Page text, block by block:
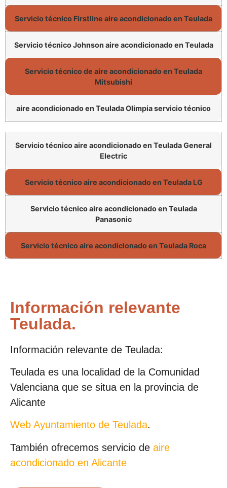
Servicio técnico Firstline aire acondicionado en Teulada
Servicio técnico Johnson aire acondicionado en Teulada
Servicio técnico de aire acondicionado en Teulada
Mitsubishi
aire acondicionado en Teulada Olimpia servicio técnico
Servicio técnico aire acondicionado en Teulada General
Electric
Servicio técnico aire acondicionado en Teulada LG
Servicio técnico aire acondicionado en Teulada
Panasonic
Servicio técnico aire acondicionado en Teulada Roca
Información relevante
Teulada.
Información relevante de Teulada:
Teulada es una localidad de la Comunidad
Valenciana que se situa en la provincia de
Alicante
Web Ayuntamiento de Teulada.
También ofrecemos servicio de aire
acondicionado en Alicante